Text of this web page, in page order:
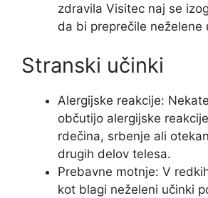
zdravila Visitec naj se
da bi preprečile neželene
Stranski učinki
Alergijske reakcije:
občutijo alergijske
rdečina, srbenje ali
drugih delov telesa.
Prebavne motnje: V
kot blagi neželeni učinki